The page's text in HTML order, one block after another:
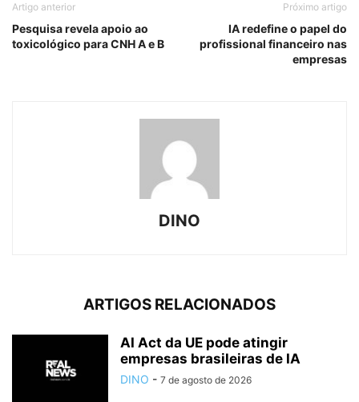
Artigo anterior
Pesquisa revela apoio ao
toxicológico para CNH A e B
Próximo artigo
IA redefine o papel do
profissional financeiro nas
empresas
DINO
ARTIGOS RELACIONADOS
AI Act da UE pode atingir
empresas brasileiras de IA
DINO - 7 de agosto de 2026